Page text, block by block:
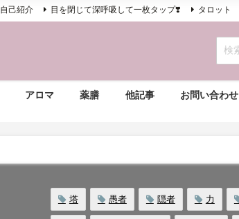
自己紹介 目を閉じて深呼吸して一枚タップ❣️ タロット
アロマ 薬膳 他記事 お問い合わせ
塔 愚者 隠者 力